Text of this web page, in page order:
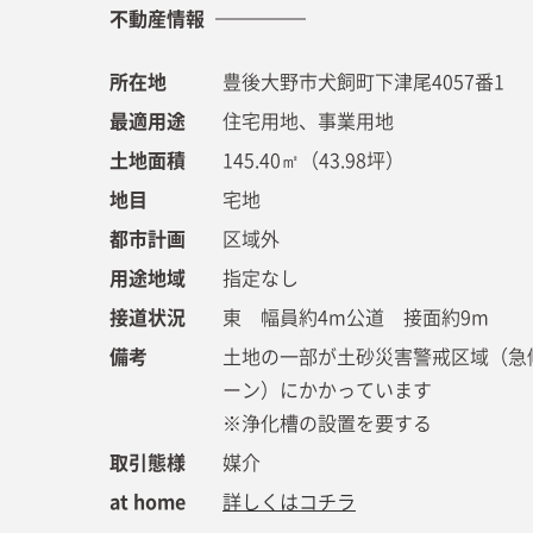
不動産情報
所在地 豊後大野市犬飼町下津尾4057番1
最適用途 住宅用地、事業用地
土地面積 145.40㎡（43.98坪）
地目 宅地
都市計画 区域外
用途地域 指定なし
接道状況 東 幅員約4m公道 接面約9m
備考
土地の一部が土砂災害警戒区域（急
ーン）にかかっています
※浄化槽の設置を要する
取引態様 媒介
at home 詳しくはコチラ